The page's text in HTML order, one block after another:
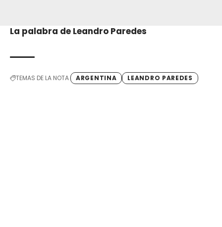
La palabra de Leandro Paredes
TEMAS DE LA NOTA ARGENTINA LEANDRO PAREDES